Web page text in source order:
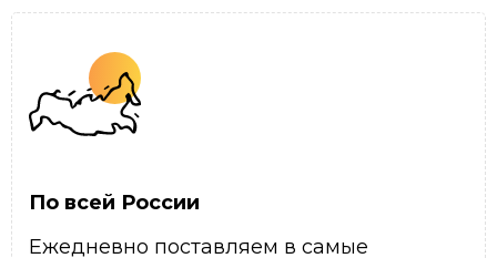
По всей России
Ежедневно поставляем в самые